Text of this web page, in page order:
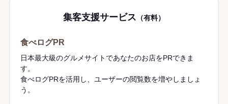
集客支援サービス （有料）
食べログPR
日本最大級のグルメサイトであなたのお店をPRできま
す。
食べログPRを活用し、ユーザーの閲覧数を増やしましょ
う。